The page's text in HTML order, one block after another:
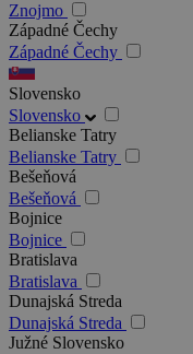
Znojmo
Západné Čechy
Západné Čechy
Slovensko
Slovensko
Belianske Tatry
Belianske Tatry
Bešeňová
Bešeňová
Bojnice
Bojnice
Bratislava
Bratislava
Dunajská Streda
Dunajská Streda
Južné Slovensko